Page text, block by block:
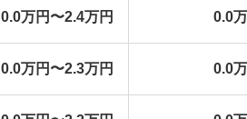
0.0万円〜2.4万円 0.0
0.0万円〜2.3万円 0.0